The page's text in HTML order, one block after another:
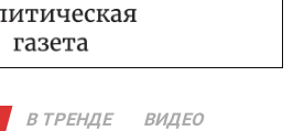
В ТРЕНДЕ ВИДЕО